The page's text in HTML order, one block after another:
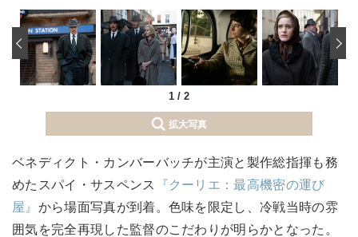
1 / 2
‹
拡大写真
ベネディクト・カンバーバッチが主演と製作総指揮も務
めたスパイ・サスペンス
『クーリエ：最高機密の運び
屋』 から場面写真が到着。色味を限定し、冷戦当時の雰
囲気を完全再現した監督のこだわりが明らかとなった。